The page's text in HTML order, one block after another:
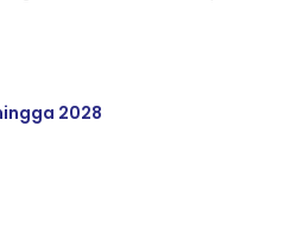
2028